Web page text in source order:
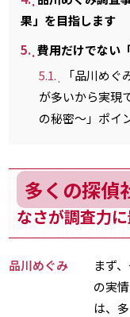
果」を目指します
5. 費用だけでない
5.1.
「品川め
が多いから実現
の秘密～」ポイ
多くの探偵
なさが調査力
品川めぐみ
まず
の実
は、